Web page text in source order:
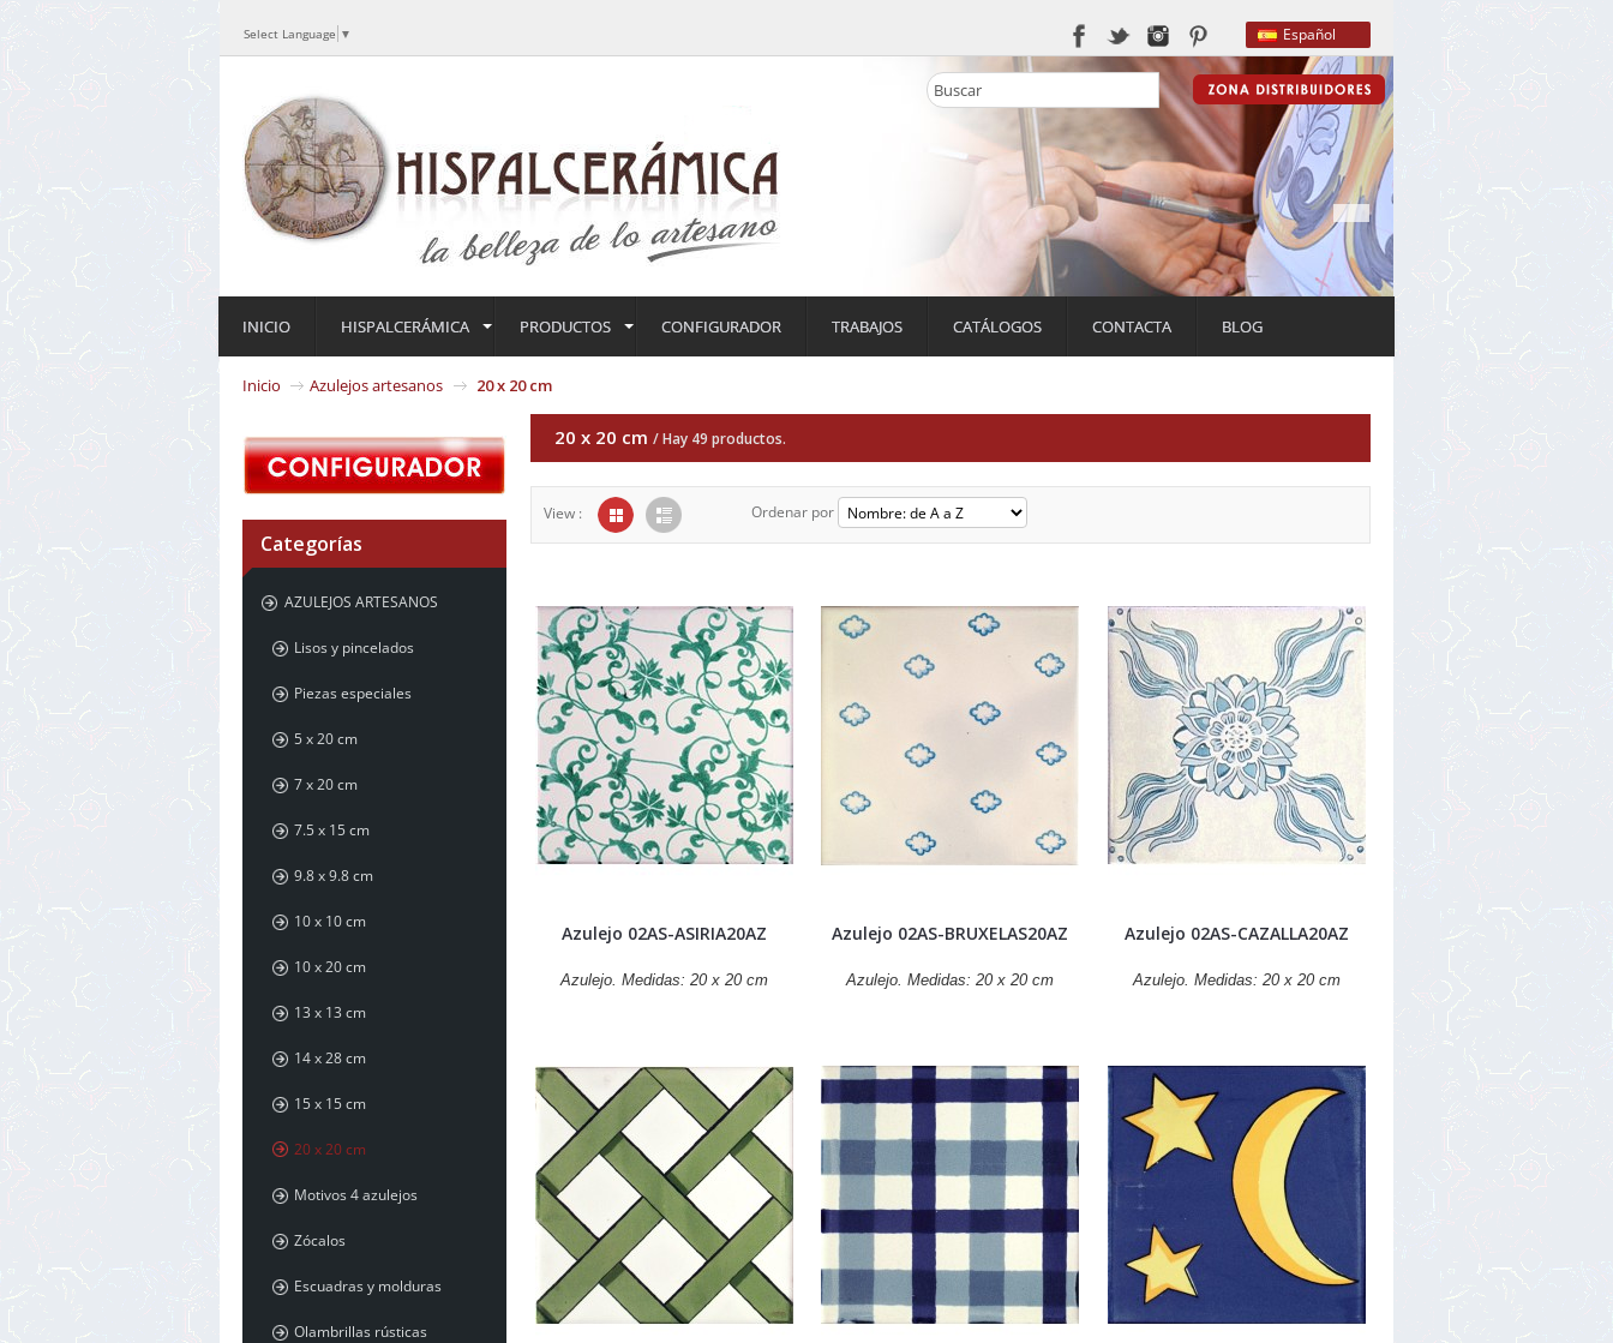
Español
Select Language ▼
INICIO HISPALCERÁMICA PRODUCTOS CONFIGURADOR TRABAJOS CATÁLOGOS CONTACTA BLOG
Inicio Azulejos artesanos 20 x 20 cm
Categorías
AZULEJOS ARTESANOS
Lisos y pincelados
Piezas especiales
5 x 20 cm
7 x 20 cm
7.5 x 15 cm
9.8 x 9.8 cm
10 x 10 cm
10 x 20 cm
13 x 13 cm
14 x 28 cm
15 x 15 cm
20 x 20 cm
Motivos 4 azulejos
Zócalos
Escuadras y molduras
Olambrillas rústicas
20 x 20 cm / Hay 49 productos.
View : Ordenar por
Azulejo 02AS-ASIRIA20AZ
Azulejo. Medidas: 20 x 20 cm
Azulejo 02AS-BRUXELAS20AZ
Azulejo. Medidas: 20 x 20 cm
Azulejo 02AS-CAZALLA20AZ
Azulejo. Medidas: 20 x 20 cm